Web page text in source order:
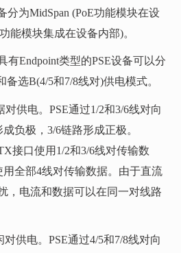
分为MidSpan (PoE功能模块在设
能模块集成在设备内部)。
有Endpoint类型的PSE设备可以分
备选B(4/5和7/8线对)供电模式。
供电。PSE通过1/2和3/6线对向
负极，3/6链路形成正极。
接口使用1/2和3/6线对传输数
用全部4线对传输数据。由于直流
，电流和数据可以在同一对线路
供电。PSE通过4/5和7/8线对向